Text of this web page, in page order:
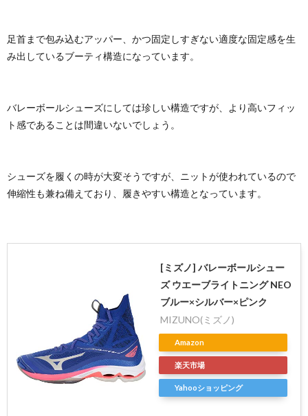
足首まで包み込むアッパー、かつ固定しすぎない適度な固定感を生
み出しているブーティ構造になっています。
バレーボールシューズにしては珍しい構造ですが、より高いフィッ
ト感であることは間違いないでしょう。
シューズを履くの時が大変そうですが、ニットが使われているので
伸縮性も兼ね備えており、履きやすい構造となっています。
[ミズノ] バレーボールシュー
ズ ウエーブライトニング NEO
ブルー×シルバー×ピンク
MIZUNO(ミズノ)
Amazon
楽天市場
Yahooショッピング